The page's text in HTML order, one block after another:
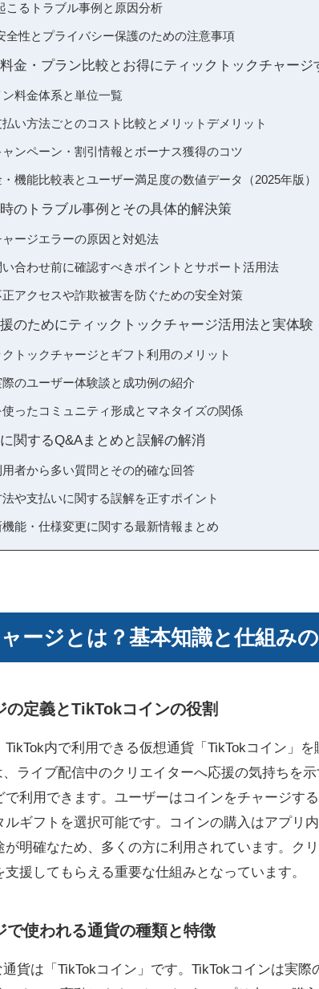
こるトラブル事例と原因分析
全性とプライバシー保護のための注意事項
金・プラン比較とお得にティックトックチャージ
料金体系と単位一覧
い方法ごとのコスト比較とメリットデメリット
ンペーン・割引情報とボーナス獲得のコツ
機能比較表とユーザー満足度の数値データ（2025年版）
のトラブル事例とその具体的解決策
ージエラーの原因と対処法
合わせ前に確認すべきポイントとサポート活用法
アクセスや詐欺被害を防ぐための安全対策
のためにティックトックチャージ活用法と実体験
トックチャージとギフト利用のメリット
のユーザー体験談と成功例の紹介
ったコミュニティ形成とマネタイズの関係
関するQ&Aまとめと誤解の解消
者から多い質問とその的確な回答
や支払いに関する誤解を正すポイント
能・仕様変更に関する最新情報まとめ
ージとは？基本知識と仕組み
の定義とTikTokコインの役割
内で利用できる仮想通貨「TikTokコイン」
ライブ配信中のクリエイターへ応援の気持ちを
で利用できます。ユーザーはコインをチャージす
ギフトを選択可能です。コインの購入はアプリ
が明確なため、多くの方に利用されています。ク
援してもらえる重要な仕組みとなっています。
で使われる通貨の種類と特徴
貨は「TikTokコイン」です。TikTokコインは実